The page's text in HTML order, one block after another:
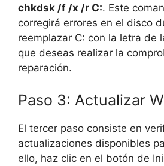
chkdsk /f /x /r C:. Este
corregirá errores en el disco
reemplazar C: con la letra de
que deseas realizar la
reparación.
Paso 3: Actualizar
El tercer paso consiste en
actualizaciones disponibles
ello, haz clic en el botón de